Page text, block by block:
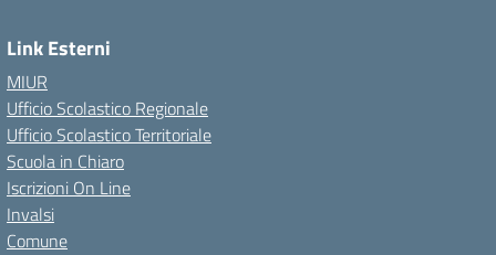
Link Esterni
MIUR
Ufficio Scolastico Regionale
Ufficio Scolastico Territoriale
Scuola in Chiaro
Iscrizioni On Line
Invalsi
Comune